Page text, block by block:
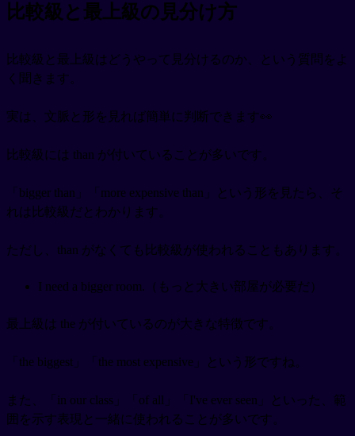
比較級と最上級の見分け方
比較級と最上級はどうやって見分けるのか、という質問をよ
く聞きます。
実は、文脈と形を見れば簡単に判断できます👀
比較級には than が付いていることが多いです。
「bigger than」「more expensive than」という形を見たら、そ
れは比較級だとわかります。
ただし、than がなくても比較級が使われることもあります。
I need a bigger room.（もっと大きい部屋が必要だ）
最上級は the が付いているのが大きな特徴です。
「the biggest」「the most expensive」という形ですね。
また、「in our class」「of all」「I've ever seen」といった、範
囲を示す表現と一緒に使われることが多いです。